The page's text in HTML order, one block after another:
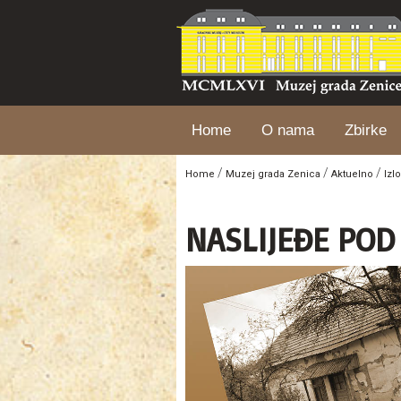
Home O nama Zbirke
Home / Muzej grada Zenica / Aktuelno /
NASLIJEĐE